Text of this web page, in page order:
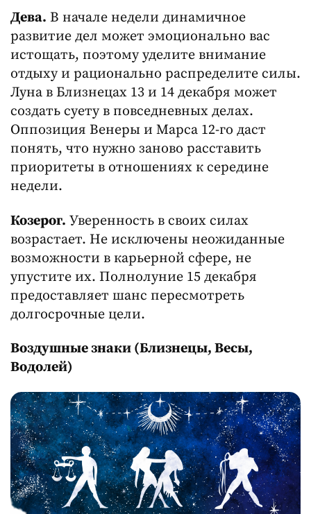
Дева. В начале недели динамичное
развитие дел может эмоционально вас
истощать, поэтому уделите внимание
отдыху и рационально распределите силы.
Луна в Близнецах 13 и 14 декабря может
создать суету в повседневных делах.
Оппозиция Венеры и Марса 12-го даст
понять, что нужно заново расставить
приоритеты в отношениях к середине
недели.
Козерог. Уверенность в своих силах
возрастает. Не исключены неожиданные
возможности в карьерной сфере, не
упустите их. Полнолуние 15 декабря
предоставляет шанс пересмотреть
долгосрочные цели.
Воздушные знаки (Близнецы, Весы,
Водолей)